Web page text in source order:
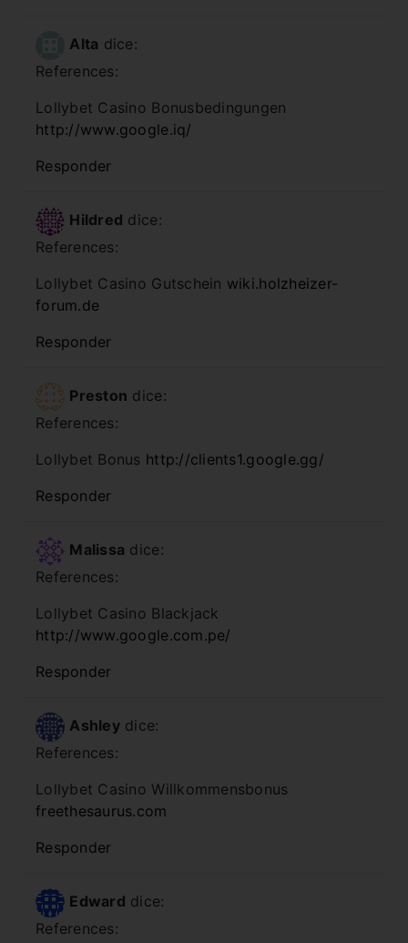
Alta dice:
References:
Lollybet Casino Bonusbedingungen
http://www.google.iq/
Responder
Hildred dice:
References:
Lollybet Casino Gutschein wiki.holzheizer-
forum.de
Responder
Preston dice:
References:
Lollybet Bonus http://clients1.google.gg/
Responder
Malissa dice:
References:
Lollybet Casino Blackjack
http://www.google.com.pe/
Responder
Ashley dice:
References:
Lollybet Casino Willkommensbonus
freethesaurus.com
Responder
Edward dice:
References: